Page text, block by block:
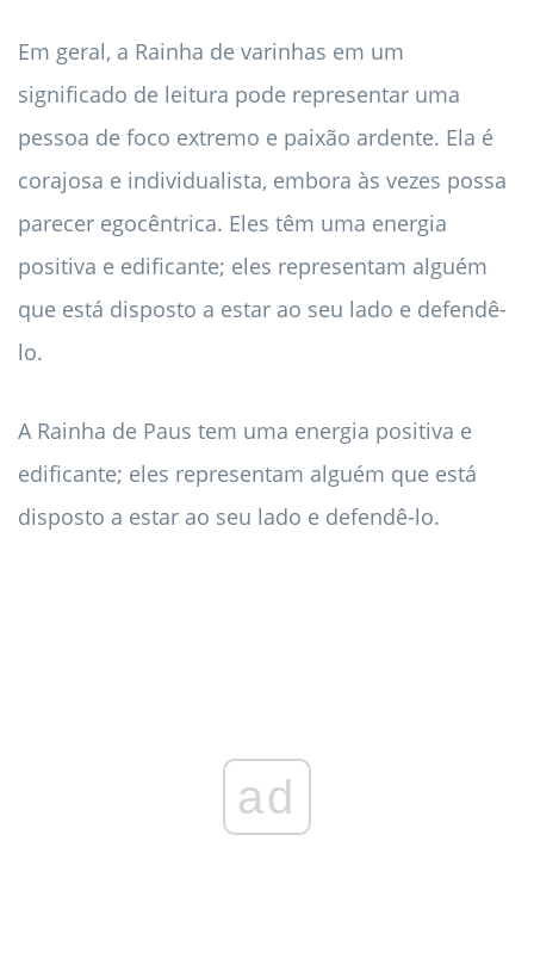
Em geral, a Rainha de varinhas em um
significado de leitura pode representar uma
pessoa de foco extremo e paixão ardente. Ela é
corajosa e individualista, embora às vezes possa
parecer egocêntrica. Eles têm uma energia
positiva e edificante; eles representam alguém
que está disposto a estar ao seu lado e defendê-
lo.
A Rainha de Paus tem uma energia positiva e
edificante; eles representam alguém que está
disposto a estar ao seu lado e defendê-lo.
ad